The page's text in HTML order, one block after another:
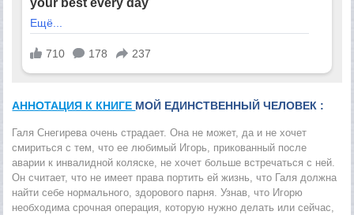
АННОТАЦИЯ К КНИГЕ МОЙ ЕДИНСТВЕННЫЙ ЧЕЛОВЕК :
Галя Снегирева очень страдает. Она не может, да и не хочет
смириться с тем, что ее любимый Игорь, прикованный после
аварии к инвалидной коляске, не хочет больше встречаться с ней.
Он считает, что не имеет права портить ей жизнь, что Галя должна
найти себе нормального, здорового парня. Узнав, что Игорю
необходима срочная операция, которую нужно делать или сейчас,